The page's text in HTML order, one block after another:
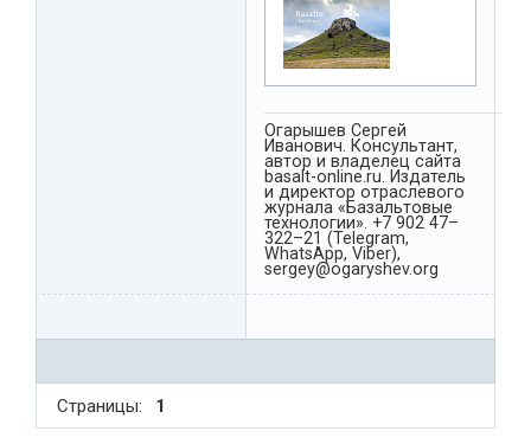
Огарышев Сергей
Иванович. Консультант,
автор и владелец сайта
basalt-online.ru. Издатель
и директор отраслевого
журнала «Базальтовые
технологии». +7 902 47–
322–21 (Telegram,
WhatsApp, Viber),
sergey@ogaryshev.org
Страницы: 1